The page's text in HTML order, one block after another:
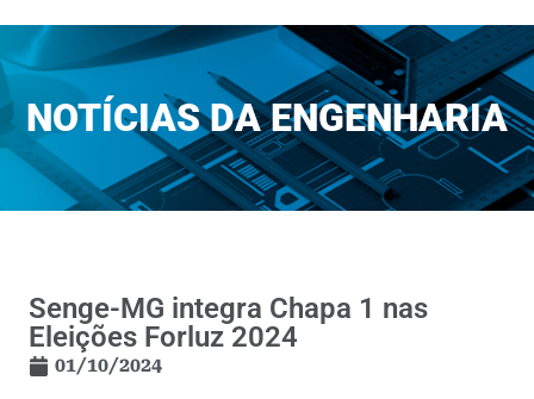
NOTÍCIAS DA ENGENHARIA
Senge-MG integra Chapa 1 nas
Eleições Forluz 2024
01/10/2024